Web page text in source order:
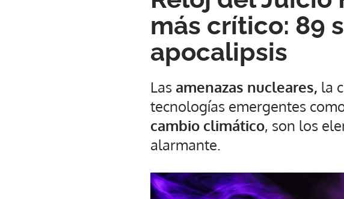
más crítico: 89
apocalipsis
Las amenazas nucleares, la
tecnologías emergentes
cambio climático, son los
alarmante.